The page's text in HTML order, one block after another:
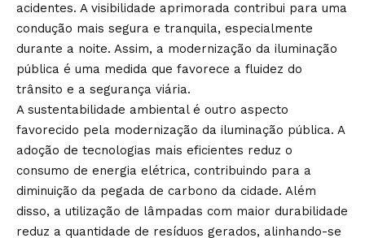
acidentes. A visibilidade aprimorada contribui para uma
condução mais segura e tranquila, especialmente
durante a noite. Assim, a modernização da iluminação
pública é uma medida que favorece a fluidez do
trânsito e a segurança viária.
A sustentabilidade ambiental é outro aspecto
favorecido pela modernização da iluminação pública. A
adoção de tecnologias mais eficientes reduz o
consumo de energia elétrica, contribuindo para a
diminuição da pegada de carbono da cidade. Além
disso, a utilização de lâmpadas com maior durabilidade
reduz a quantidade de resíduos gerados, alinhando-se